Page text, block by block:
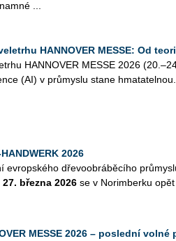
...
HANNOVER MESSE: Od
HAN­NO­VER MESSE 2026
(AI) v prů­mys­lu stane hma­ta­tel­nou.
2026
ev­rop­ské­ho dře­vo­ob­rá­bě­cí­ho
břez­na 2026 se v No­rim­ber­ku
MESSE 2026 – poslední volné